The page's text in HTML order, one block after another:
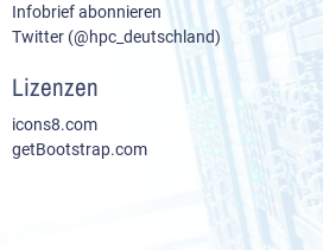
Infobrief abonnieren
Twitter (@hpc_deutschland)
Lizenzen
icons8.com
getBootstrap.com